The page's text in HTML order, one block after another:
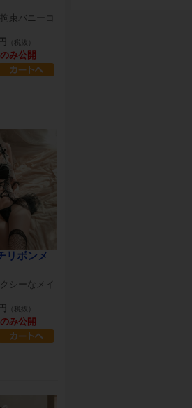
束バニーコ
（税抜）
み公開
ボンメ
シーなメイ
（税抜）
み公開